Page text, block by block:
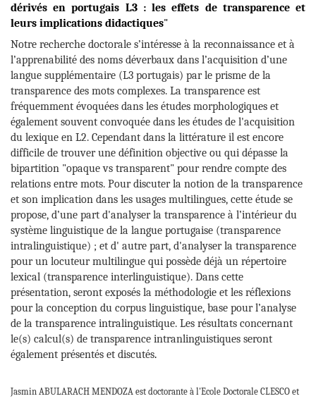
dérivés en portugais L3 : les effets de transparence et
leurs implications didactiques"
Notre recherche doctorale s’intéresse à la reconnaissance et à
l’apprenabilité des noms déverbaux dans l’acquisition d’une
langue supplémentaire (L3 portugais) par le prisme de la
transparence des mots complexes. La transparence est
fréquemment évoquées dans les études morphologiques et
également souvent convoquée dans les études de l'acquisition
du lexique en L2. Cependant dans la littérature il est encore
difficile de trouver une définition objective ou qui dépasse la
bipartition "opaque vs transparent" pour rendre compte des
relations entre mots. Pour discuter la notion de la transparence
et son implication dans les usages multilingues, cette étude se
propose, d’une part d'analyser la transparence à l’intérieur du
système linguistique de la langue portugaise (transparence
intralinguistique) ; et d' autre part, d'analyser la transparence
pour un locuteur multilingue qui possède déjà un répertoire
lexical (transparence interlinguistique). Dans cette
présentation, seront exposés la méthodologie et les réflexions
pour la conception du corpus linguistique, base pour l’analyse
de la transparence intralinguistique. Les résultats concernant
le(s) calcul(s) de transparence intranlinguistiques seront
également présentés et discutés.
Jasmin ABULARACH MENDOZA est doctorante à l'Ecole Doctorale CLESCO et